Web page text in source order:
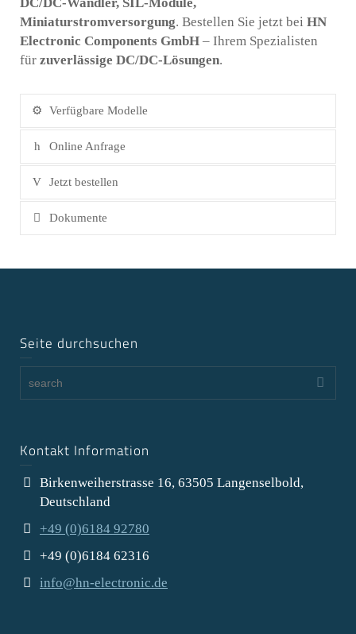
DC/DC-Wandler, SIL-Module,
Miniaturstromversorgung. Bestellen Sie jetzt bei HN
Electronic Components GmbH – Ihrem Spezialisten
für zuverlässige DC/DC-Lösungen.
Verfügbare Modelle
Online Anfrage
Jetzt bestellen
Dokumente
Seite durchsuchen
Kontakt Information
Birkenweiherstrasse 16, 63505 Langenselbold,
Deutschland
+49 (0)6184 92780
+49 (0)6184 62316
info@hn-electronic.de